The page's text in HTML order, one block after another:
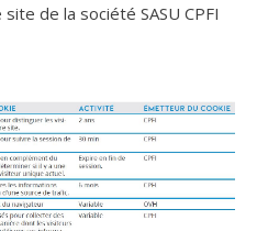
de la société SASU CPFI